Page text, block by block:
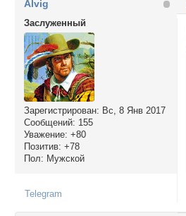
Alvig
Заслуженный
Зарегистрирован: Вс, 8 Янв 2017
Сообщений: 155
Уважение: +80
Позитив: +78
Пол: Мужской
Telegram